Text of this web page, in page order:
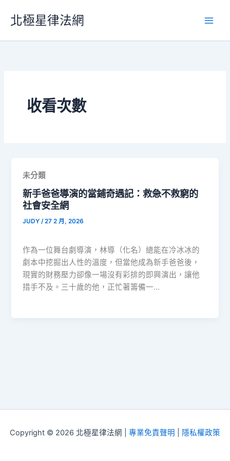
要
北極星律法網
收看次數
未分類
新手爸爸導演的當鋪奇遇記：救急不救窮的
社會安全網
JUDY /27 2 月, 2026
作為一位舞台劇導演，林導（化名）總能在冷冰冰的
劇本中挖掘出人性的溫度，但當他成為新手爸爸後，
現實的財務壓力卻像一場沒有彩排的即興演出，讓他
措手不及。三十歲的他，正忙著籌備一…
Copyright © 2026 北極星律法網 | 專業免責聲明 隱私權政策